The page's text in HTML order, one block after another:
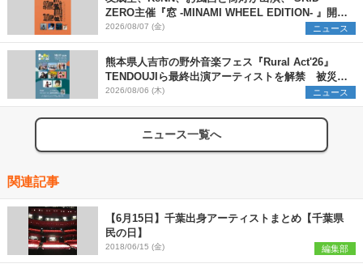
ZERO主催『窓 -MINAMI WHEEL EDITION- 』開催
決定
2026/08/07 (金) ニュース
熊本県人吉市の野外音楽フェス『Rural Act'26』
TENDOUJIら最終出演アーティストを解禁 被災地
支援プロジェクトの始動も発表
2026/08/06 (木) ニュース
ニュース一覧へ
関連記事
【6月15日】千葉出身アーティストまとめ【千葉県
民の日】
2018/06/15 (金) 編集部